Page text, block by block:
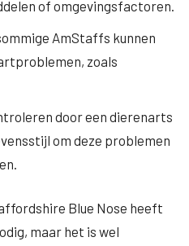
of omgevingsfactoren.
AmStaffs kunnen
zoals
door een dierenarts
om deze problemen
Blue Nose heeft
maar het is wel